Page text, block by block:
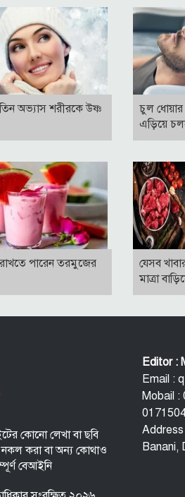
অভ্যাস শরীরকে উষ্ণ
চুল ধোয়ার
এড়িয়ে
পারেন তরমুজের
যেসব
মাত্রা
কোনো লেখা বা ছবি
করা বা অন্য কোথাও
বেআইনি
Editor :
Email :
Mobail :
Banani,